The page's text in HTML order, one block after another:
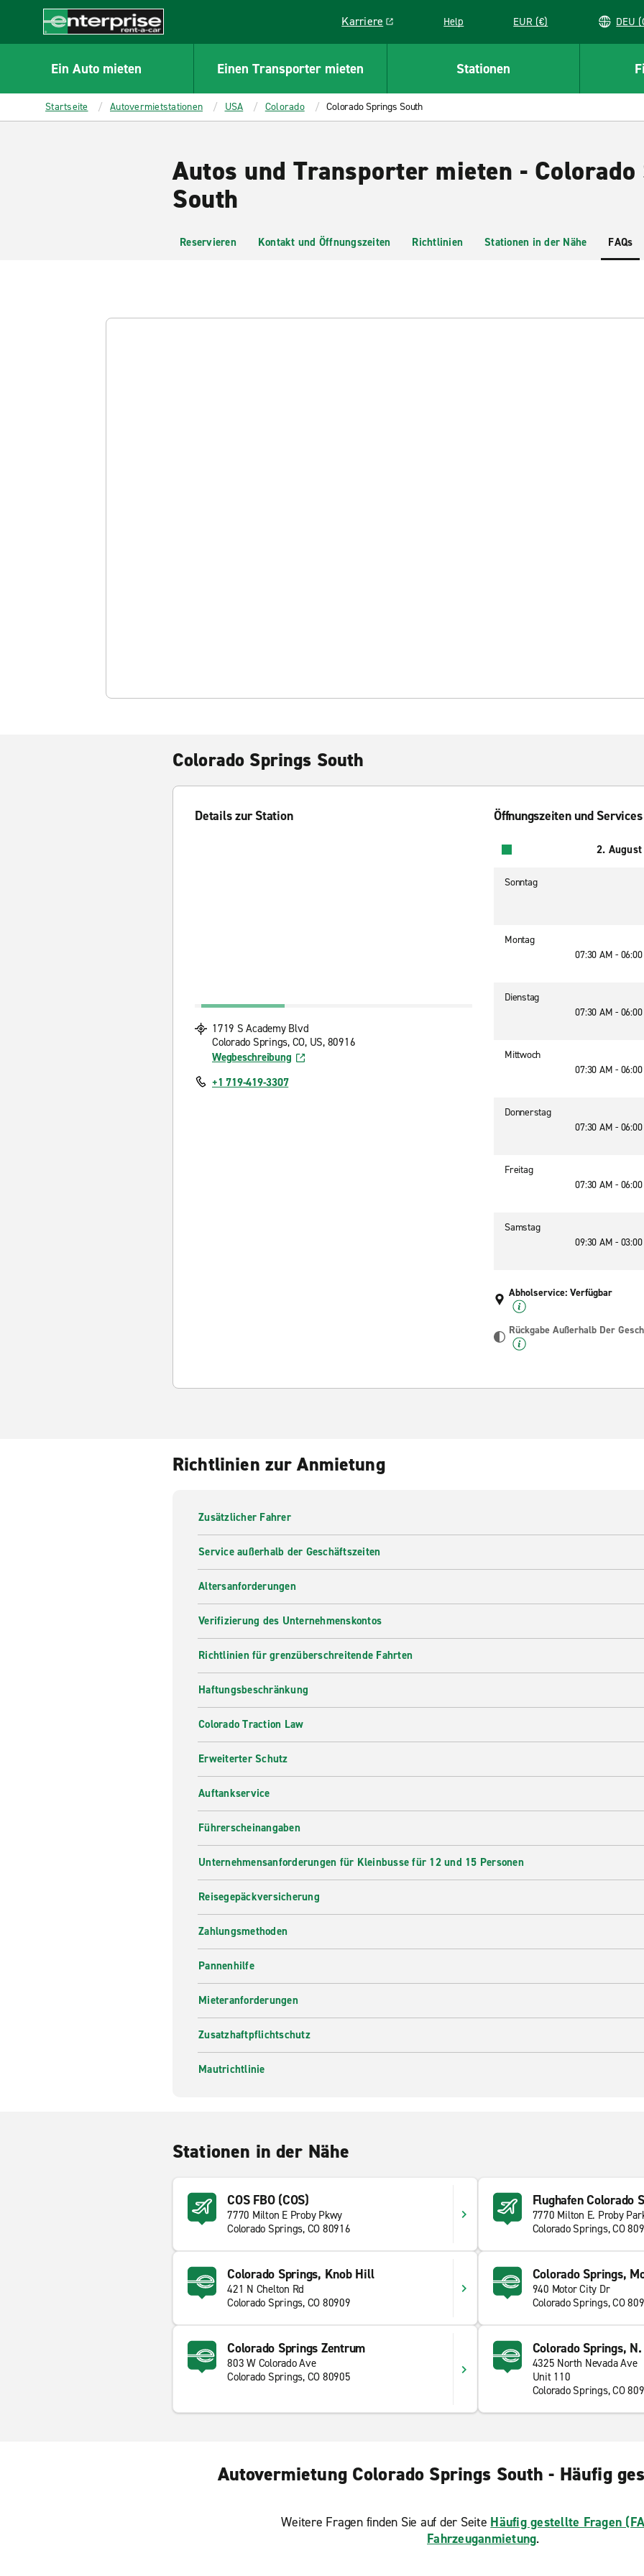
CONTENT
Enterprise
Karriere
Link opens in a new window
Help EUR (€)
Ein Auto mieten Einen Transporter mieten Stationen
Startseite Autovermietstationen USA Colorado Colorado Springs South
Autos und Transporter mieten -
South
Reservieren Kontakt und Öffnungszeiten Richtlinien Stationen in der Nähe FAQs
Colorado Springs South
Details zur Station
1719 S Academy Blvd
Colorado Springs, CO, US, 80916
Wegbeschreibung
+1 719-419-3307
Öffnungszeiten und Services
2.
Sonntag
Montag
07:30 AM -
Dienstag
07:30 AM -
Mittwoch
07:30 AM -
Donnerstag
07:30 AM -
Freitag
07:30 AM -
Samstag
09:30 AM -
Abholservice: Verfügbar
Rückgabe Außerhalb Der
Richtlinien zur Anmietung
Zusätzlicher Fahrer
Service außerhalb der Geschäftszeiten
Altersanforderungen
Verifizierung des Unternehmenskontos
Richtlinien für grenzüberschreitende Fahrten
Haftungsbeschränkung
Colorado Traction Law
Erweiterter Schutz
Auftankservice
Führerscheinangaben
Unternehmensanforderungen für Kleinbusse für 12 und 15 Personen
Reisegepäckversicherung
Zahlungsmethoden
Pannenhilfe
Mieteranforderungen
Zusatzhaftpflichtschutz
Mautrichtlinie
Stationen in der Nähe
COS FBO (COS)
7770 Milton E Proby Pkwy
Colorado Springs, CO 80916
Flughafen Colorado
7770 Milton E. Proby
Colorado Springs, CO
Colorado Springs, Knob Hill
421 N Chelton Rd
Colorado Springs, CO 80909
Colorado Springs,
940 Motor City Dr
Colorado Springs, CO
Colorado Springs Zentrum
803 W Colorado Ave
Colorado Springs, CO 80905
Colorado Springs,
4325 North Nevada Ave
Unit 110
Colorado Springs, CO
Autovermietung Colorado Springs South - Häufig
Weitere Fragen finden Sie auf der Seite Häufig gestellte Fragen
Fahrzeuganmietung.